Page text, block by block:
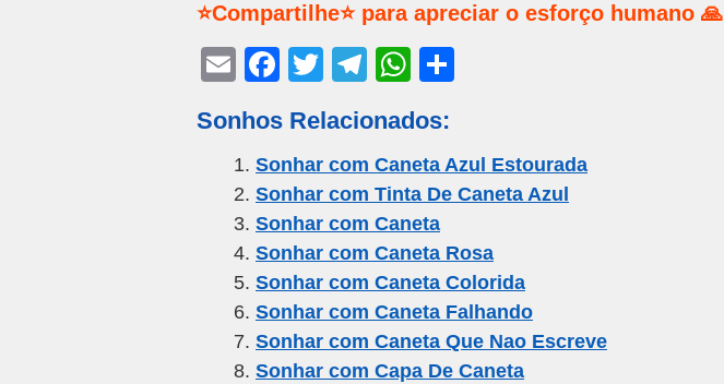
⭐Compartilhe⭐ para apreciar o esforço humano 🙏
E
ail
F
c
e
b
o
o
k
T
tt
er
T
e
gr
a
m
W
at
s
A
p
p
e
Sonhos Relacionados:
Sonhar com Caneta Azul Estourada
Sonhar com Tinta De Caneta Azul
Sonhar com Caneta
Sonhar com Caneta Rosa
Sonhar com Caneta Colorida
Sonhar com Caneta Falhando
Sonhar com Caneta Que Nao Escreve
Sonhar com Capa De Caneta